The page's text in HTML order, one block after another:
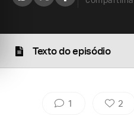
Texto do episódio
1 2